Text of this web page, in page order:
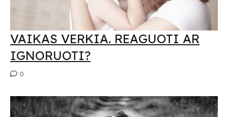
VAIKAS VERKIA. REAGUOTI AR
IGNORUOTI?
0